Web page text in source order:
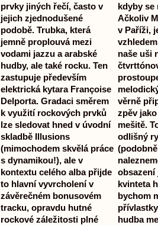
prvky jiných řečí, často v
jejich zjednodušené
podobě. Trubka, která
jemně proplouvá mezi
vodami jazzu a arabské
hudby, ale také rocku. Ten
zastupuje především
elektrická kytara Françoise
Delporta. Gradaci směrem
k využití rockových prvků
lze sledovat hned v úvodní
skladbě Illusions
(mimochodem skvělá práce
s dynamikou!), ale v
kontextu celého alba přijde
to hlavní vyvrcholení v
závěrečném bonusovém
tracku, opravdu hutné
rockové záležitosti plné
kdyby se
Ačkoliv
v Paříži,
naše uši
věrně
zpěv
mešitě.
odlišný
obsazení
kvinteta
bychom
hudba